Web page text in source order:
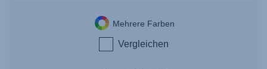
Mehrere Farben
Vergleichen